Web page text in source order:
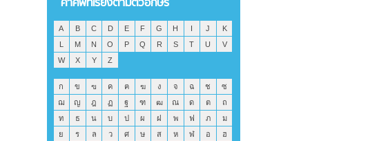
A B C D E F G H I J
K
L
M N O P Q R S T U
V
W
X Y Z
ก ข ฃ ค ฅ ฆ ง จ ฉ ช
ซ
ฌ
ญ ฎ ฏ ฐ ฑ ฒ ณ ด ต
ถ
ท
ธ น บ ป ผ ฝ พ ฟ ภ
ม
ย
ร ล ว ศ ษ ส ห ฬ อ ฮ